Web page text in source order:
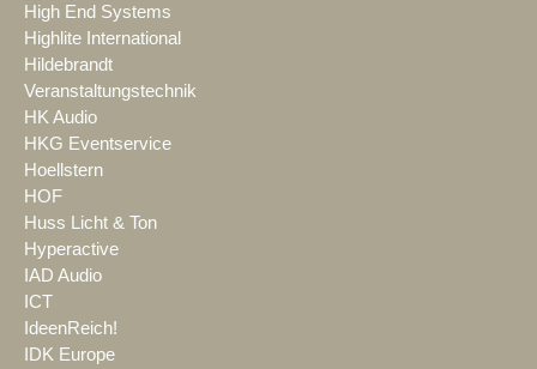
High End Systems
Highlite International
Hildebrandt
Veranstaltungstechnik
HK Audio
HKG Eventservice
Hoellstern
HOF
Huss Licht & Ton
Hyperactive
IAD Audio
ICT
IdeenReich!
IDK Europe